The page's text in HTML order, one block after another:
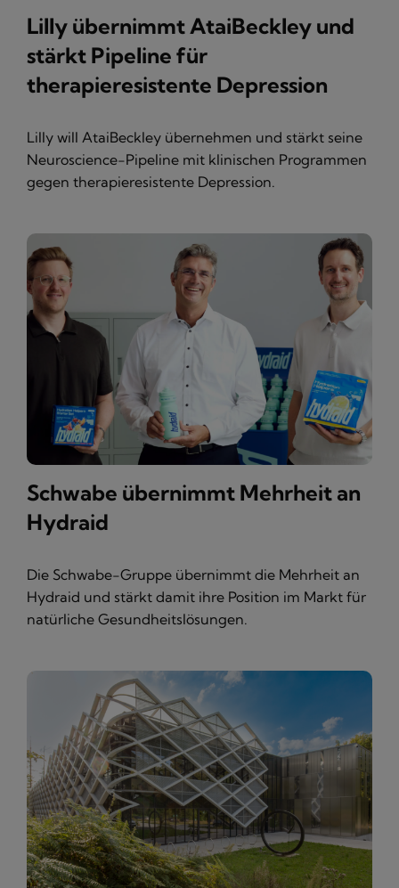
Lilly übernimmt AtaiBeckley und
stärkt Pipeline für
therapieresistente Depression
Lilly will AtaiBeckley übernehmen und stärkt seine
Neuroscience-Pipeline mit klinischen Programmen
gegen therapieresistente Depression.
Schwabe übernimmt Mehrheit an
Hydraid
Die Schwabe-Gruppe übernimmt die Mehrheit an
Hydraid und stärkt damit ihre Position im Markt für
natürliche Gesundheitslösungen.